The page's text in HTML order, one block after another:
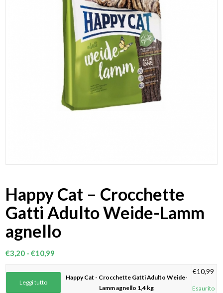
Happy Cat – Crocchette
Gatti Adulto Weide-Lamm
agnello
€3,20 - €10,99
prezzo:
Leggi tutto
Happy Cat - Crocchette Gatti Adulto Weide-
Lamm agnello 1,4 kg
€10,99
Esaurito